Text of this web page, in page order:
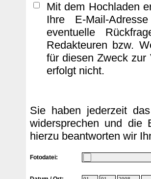
Mit dem Hochladen
Ihre E-Mail-
eventuelle
Redakteuren bzw.
für diesen Zweck zur
erfolgt nicht.
Sie haben jederzeit
widersprechen und die
hierzu beantworten wir
Fotodatei: